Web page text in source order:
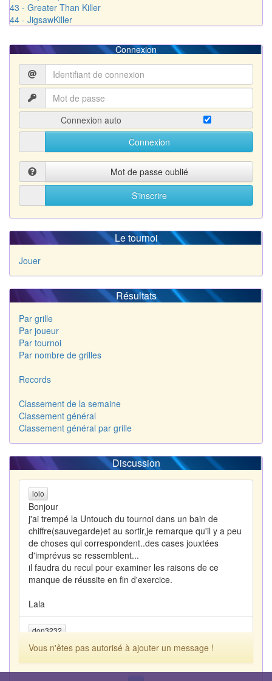
43 - Greater Than Killer
44 - JigsawKiller
Connexion
Connexion auto
Connexion
Mot de passe oublié
S'inscrire
Le tournoi
Jouer
Résultats
Par grille
Par joueur
Par tournoi
Par nombre de grilles
Records
Classement de la semaine
Classement général
Classement général par grille
Discussion
lolo
Bonjour
j'ai trempé la Untouch du tournoi dans un bain de
chiffre(sauvegarde)et au sortir,je remarque qu'il y a peu
de choses qui correspondent..des cases jouxtées
d'imprévus se ressemblent...
il faudra du recul pour examiner les raisons de ce
manque de réussite en fin d'exercice.
Lala
don3232
lolo
Vous n'êtes pas autorisé à ajouter un message !